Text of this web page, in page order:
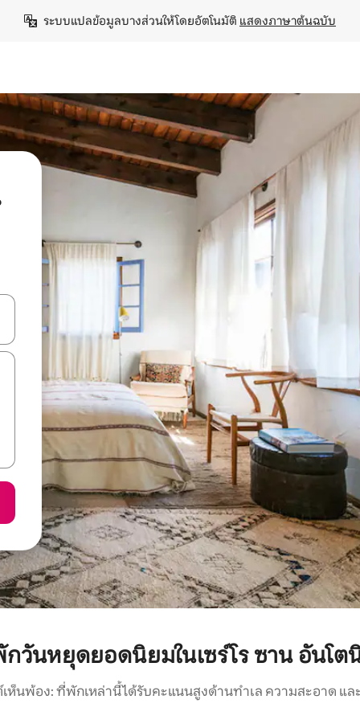
ระบบแปลข้อมูลบางส่วนให้โดยอัตโนมัติ แสดงภาษาต้นฉบับ
ารค้นหา
วันหยุดยอดนิยมในเซร์โร ซาน อันโต
เห็นพ้อง: ที่พักเหล่านี้ได้รับคะแนนสูงด้านทำเล ความสะอาด แล